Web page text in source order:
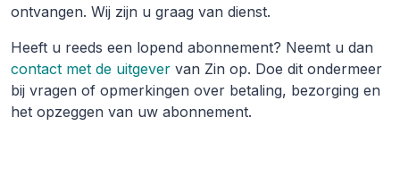
ontvangen. Wij zijn u graag van dienst.
Heeft u reeds een lopend abonnement? Neemt u dan
contact met de uitgever van Zin op. Doe dit ondermeer
bij vragen of opmerkingen over betaling, bezorging en
het opzeggen van uw abonnement.